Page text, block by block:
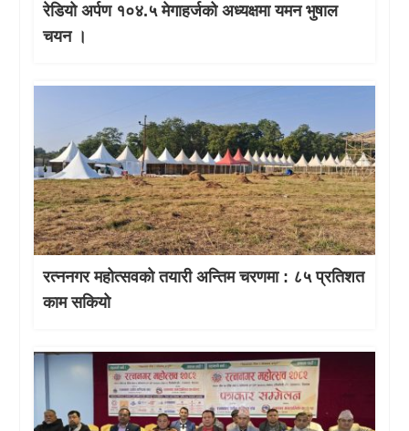
रेडियो अर्पण १०४.५ मेगाहर्जको अध्यक्षमा यमन भुषाल
चयन ।
रत्ननगर महोत्सवको तयारी अन्तिम चरणमा : ८५ प्रतिशत
काम सकियो